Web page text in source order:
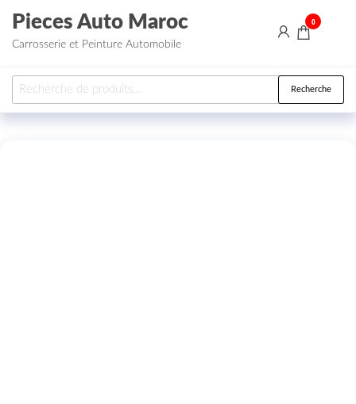
Aller au contenu
Pieces Auto Maroc
Carrosserie et Peinture Automobile
0
Recherche pour : Recherche